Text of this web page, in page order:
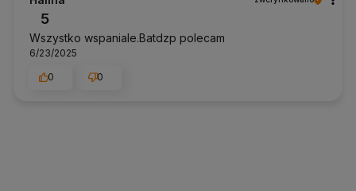
5
Wszystko wspaniale.Batdzp polecam
6/23/2025
0
0